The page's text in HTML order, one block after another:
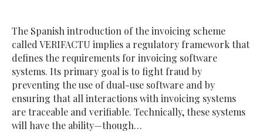
The Spanish introduction of the invoicing scheme
called VERIFACTU implies a regulatory framework that
defines the requirements for invoicing software
systems. Its primary goal is to fight fraud by
preventing the use of dual-use software and by
ensuring that all interactions with invoicing systems
are traceable and verifiable. Technically, these systems
will have the ability—though…